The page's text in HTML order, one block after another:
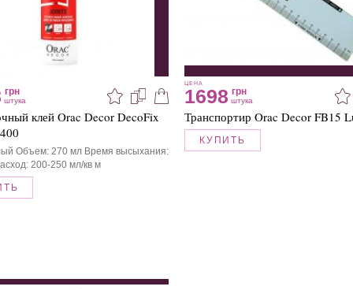
грн
штука
клей Orac Decor DecoFix
Объем: 270 мл Время высыхания:
200-250 мл/кв м
ЦЕНА
1698 грн
штука
Транспортир Orac Decor FB15
КУПИТЬ